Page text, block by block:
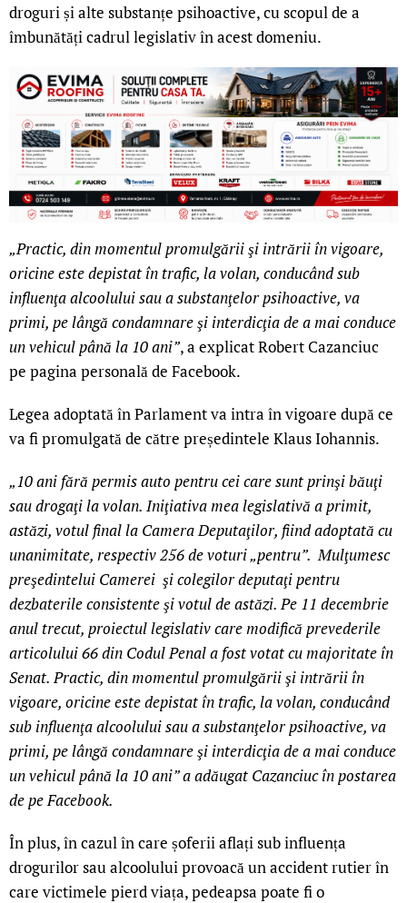
droguri și alte substanțe psihoactive, cu scopul de a
îmbunătăți cadrul legislativ în acest domeniu.
„Practic, din momentul promulgării şi intrării în vigoare,
oricine este depistat în trafic, la volan, conducând sub
influenţa alcoolului sau a substanţelor psihoactive, va
primi, pe lângă condamnare şi interdicţia de a mai conduce
un vehicul până la 10 ani”, a explicat Robert Cazanciuc
pe pagina personală de Facebook.
Legea adoptată în Parlament va intra în vigoare după ce
va fi promulgată de către președintele Klaus Iohannis.
„10 ani fără permis auto pentru cei care sunt prinşi băuţi
sau drogaţi la volan. Iniţiativa mea legislativă a primit,
astăzi, votul final la Camera Deputaţilor, fiind adoptată cu
unanimitate, respectiv 256 de voturi „pentru”. Mulţumesc
preşedintelui Camerei şi colegilor deputaţi pentru
dezbaterile consistente şi votul de astăzi. Pe 11 decembrie
anul trecut, proiectul legislativ care modifică prevederile
articolului 66 din Codul Penal a fost votat cu majoritate în
Senat. Practic, din momentul promulgării şi intrării în
vigoare, oricine este depistat în trafic, la volan, conducând
sub influenţa alcoolului sau a substanţelor psihoactive, va
primi, pe lângă condamnare şi interdicţia de a mai conduce
un vehicul până la 10 ani” a adăugat Cazanciuc în postarea
de pe Facebook.
În plus, în cazul în care șoferii aflați sub influența
drogurilor sau alcoolului provoacă un accident rutier în
care victimele pierd viața, pedeapsa poate fi o